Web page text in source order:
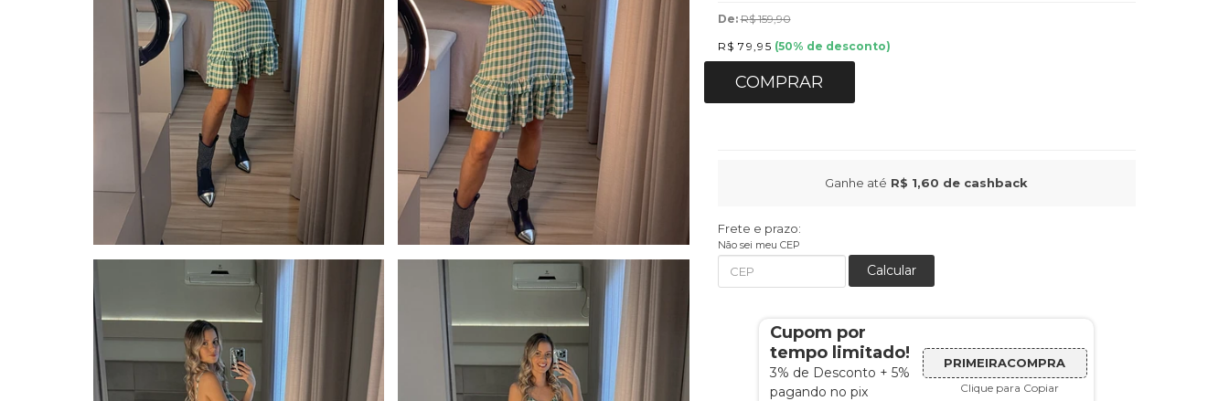
De:R$ 159,90
R$ 79,95 (50% de desconto)
COMPRAR
Ganhe até R$ 1,60 de cashback
Frete e prazo:
Não sei meu CEP
Calcular
Cupom por
tempo limitado!
3% de Desconto + 5%
pagando no pix
PRIMEIRACOMPRA
Clique para Copiar